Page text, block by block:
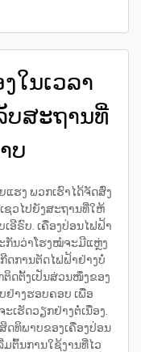
ໃນເວລາ
ບສະຖານທີ່
ບ
ແຮງ ພວກເຮົາໄດ້ຈັດສົ່ງ
ຊວໄປຍັງສະຖານທີ່ໃຫ້
ອີຣົບ. ເຄື່ອງປ່ອນໄຟຟ້າ
ກັນວ່າໂຮງໝໍຈະມີແຫຼ່ງ
ກີດການຕັດໄຟຟ້າຢ່າງບໍ່
ຕິດຕັ້ງເປັນສ່ວນໜຶ່ງຂອງ
ຢ່າງຮອບຄອບ ເພື່ອ
ຮັດວຽກຢ່າງຕໍ່ເນື່ອງ.
ທິພາບຂອງເຄື່ອງປ່ອນ
ມຕົ້ນການໃຊ້ງານທີ່ໄວ